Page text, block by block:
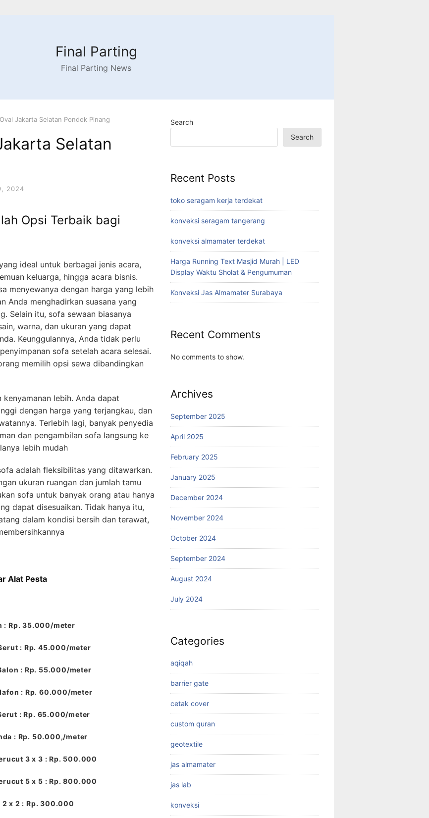
Final Parting
Final Parting News
Jakarta Selatan Pondok Pinang
Selatan
2024
Opsi Terbaik bagi
ideal untuk berbagai jenis acara,
keluarga, hingga acara bisnis.
menyewanya dengan harga yang lebih
Anda menghadirkan suasana yang
Selain itu, sofa sewaan biasanya
warna, dan ukuran yang dapat
Keunggulannya, Anda tidak perlu
sofa setelah acara selesai.
memilih opsi sewa dibandingkan
lebih. Anda dapat
dengan harga yang terjangkau, dan
Terlebih lagi, banyak penyedia
dan pengambilan sofa langsung ke
lebih mudah
adalah fleksibilitas yang ditawarkan.
ukuran ruangan dan jumlah tamu
sofa untuk banyak orang atau hanya
dapat disesuaikan. Tidak hanya itu,
dalam kondisi bersih dan terawat,
Alat Pesta
: Rp. 35.000/meter
: Rp. 45.000/meter
: Rp. 55.000/meter
: Rp. 60.000/meter
: Rp. 65.000/meter
: Rp. 50.000,/meter
3 x 3 : Rp. 500.000
5 x 5 : Rp. 800.000
2 x 2 : Rp. 300.000
Search
Search
Recent Posts
toko seragam kerja terdekat
konveksi seragam tangerang
konveksi almamater terdekat
Harga Running Text Masjid Murah | LED
Display Waktu Sholat & Pengumuman
Konveksi Jas Almamater Surabaya
Recent Comments
No comments to show.
Archives
September 2025
April 2025
February 2025
January 2025
December 2024
November 2024
October 2024
September 2024
August 2024
July 2024
Categories
aqiqah
barrier gate
cetak cover
custom quran
geotextile
jas almamater
jas lab
konveksi